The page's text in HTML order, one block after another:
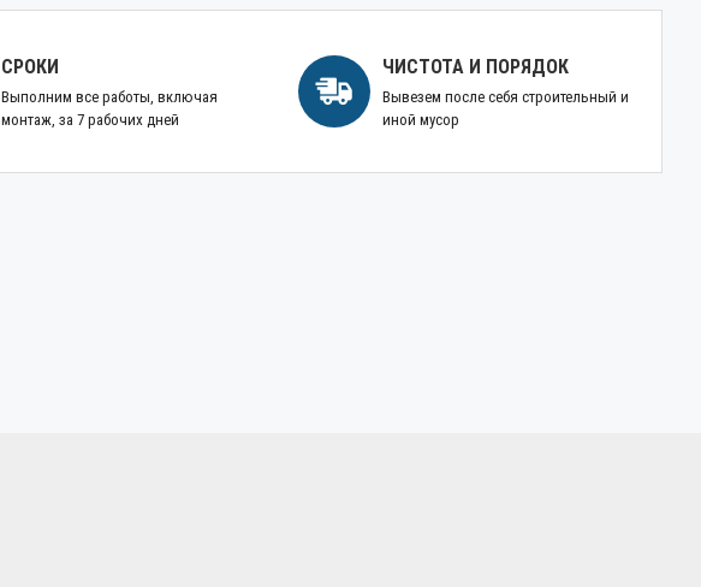
СРОКИ
Выполним все работы, включая
монтаж, за 7 рабочих дней
ЧИСТОТА И ПОРЯДОК
Вывезем после себя строительный и
иной мусор